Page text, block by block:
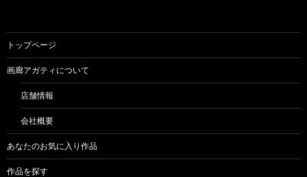
トップページ
画廊アガティについて
店舗情報
会社概要
あなたのお気に入り作品
作品を探す